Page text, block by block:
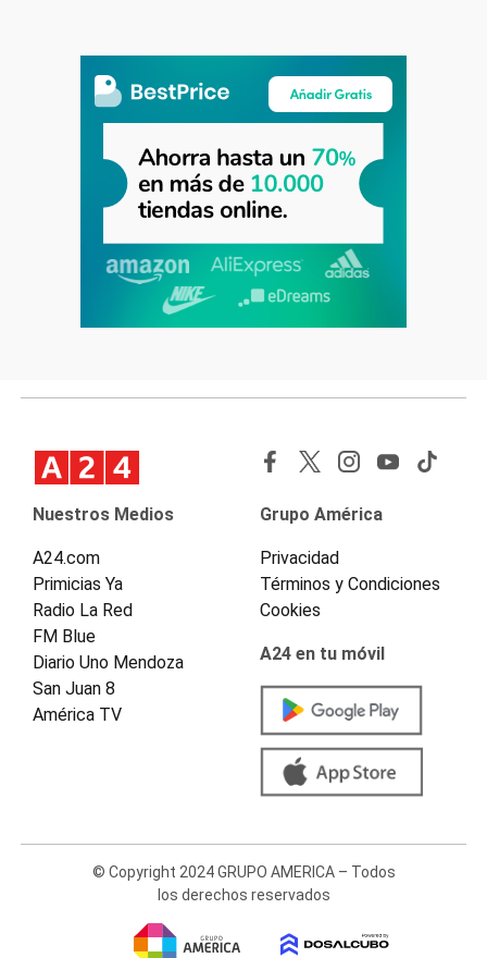
Nuestros Medios
A24.com
Primicias Ya
Radio La Red
FM Blue
Diario Uno Mendoza
San Juan 8
América TV
Grupo América
Privacidad
Términos y Condiciones
Cookies
A24 en tu móvil
© Copyright 2024 GRUPO AMERICA – Todos
los derechos reservados